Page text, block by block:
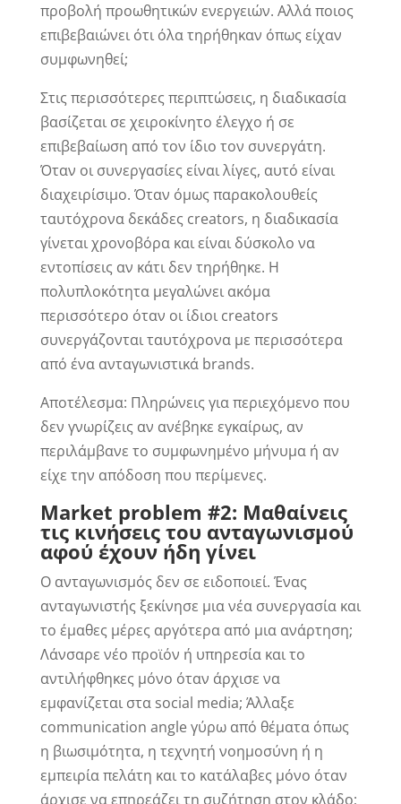
προβολή προωθητικών ενεργειών. Αλλά ποιος
επιβεβαιώνει ότι όλα τηρήθηκαν όπως είχαν
συμφωνηθεί;
Στις περισσότερες περιπτώσεις, η διαδικασία
βασίζεται σε χειροκίνητο έλεγχο ή σε
επιβεβαίωση από τον ίδιο τον συνεργάτη.
Όταν οι συνεργασίες είναι λίγες, αυτό είναι
διαχειρίσιμο. Όταν όμως παρακολουθείς
ταυτόχρονα δεκάδες creators, η διαδικασία
γίνεται χρονοβόρα και είναι δύσκολο να
εντοπίσεις αν κάτι δεν τηρήθηκε. Η
πολυπλοκότητα μεγαλώνει ακόμα
περισσότερο όταν οι ίδιοι creators
συνεργάζονται ταυτόχρονα με περισσότερα
από ένα ανταγωνιστικά brands.
Αποτέλεσμα: Πληρώνεις για περιεχόμενο που
δεν γνωρίζεις αν ανέβηκε εγκαίρως, αν
περιλάμβανε το συμφωνημένο μήνυμα ή αν
είχε την απόδοση που περίμενες.
Market problem #2: Μαθαίνεις
τις κινήσεις του ανταγωνισμού
αφού έχουν ήδη γίνει
Ο ανταγωνισμός δεν σε ειδοποιεί. Ένας
ανταγωνιστής ξεκίνησε μια νέα συνεργασία και
το έμαθες μέρες αργότερα από μια ανάρτηση;
Λάνσαρε νέο προϊόν ή υπηρεσία και το
αντιλήφθηκες μόνο όταν άρχισε να
εμφανίζεται στα social media; Άλλαξε
communication angle γύρω από θέματα όπως
η βιωσιμότητα, η τεχνητή νοημοσύνη ή η
εμπειρία πελάτη και το κατάλαβες μόνο όταν
άρχισε να επηρεάζει τη συζήτηση στον κλάδο;